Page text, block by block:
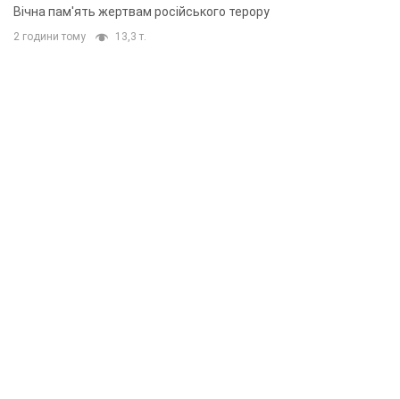
Вічна пам'ять жертвам російського терору
2 години тому 13,3 т.